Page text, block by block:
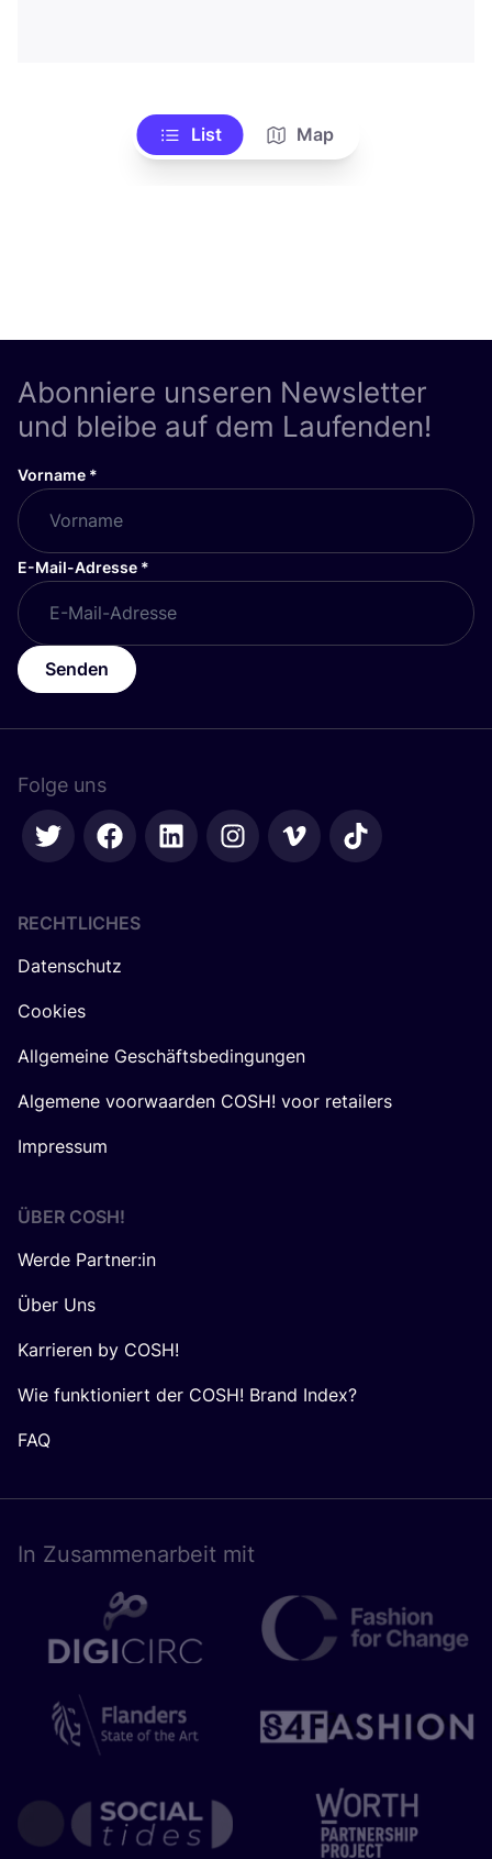
List Map
Abonniere unseren Newsletter
und bleibe auf dem Laufenden!
Vorname *
E-Mail-Adresse *
Senden
Folge uns
RECHTLICHES
Datenschutz
Cookies
Allgemeine Geschäftsbedingungen
Algemene voorwaarden COSH! voor retailers
Impressum
ÜBER COSH!
Werde Partner:in
Über Uns
Karrieren by COSH!
Wie funktioniert der COSH! Brand Index?
FAQ
In Zusam­men­ar­beit mit